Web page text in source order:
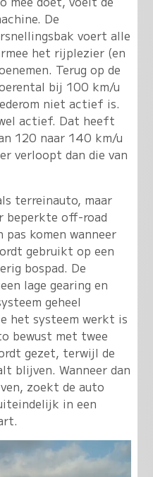
De
voert alle
het rijplezier (en
Terug op de
bij 100 km/u
niet actief is.
actief. Dat heeft
120 naar 140 km/u
verloopt dan die van
terreinauto, maar
beperkte off-road
komen wanneer
gebruikt op een
bospad. De
lage gearing en
geheel
het systeem werkt is
bewust met twee
gezet, terwijl de
blijven. Wanneer dan
zoekt de auto
in een